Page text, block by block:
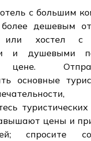
с большим
дешевым
или хостел с
и душевыми
основные
цены и
спросите